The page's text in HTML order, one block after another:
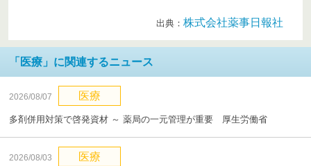
出典： 株式会社薬事日報社
「医療」に関連するニュース
2026/08/07 医療
多剤併用対策で啓発資材 ～ 薬局の一元管理が重要 厚生労働省
2026/08/03 医療